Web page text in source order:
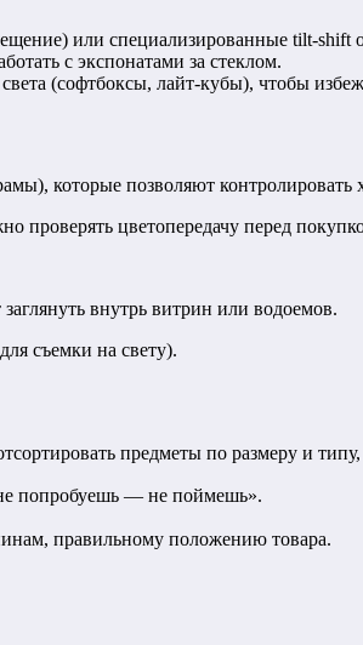
или специализированные tilt-shift
с экспонатами за стеклом.
(софтбоксы, лайт-кубы), чтобы
которые позволяют
проверять цветопередачу перед
внутрь витрин или водоемов.
съемки на свету).
предметы по размеру и
попробуешь — не поймешь».
правильному положению товара.